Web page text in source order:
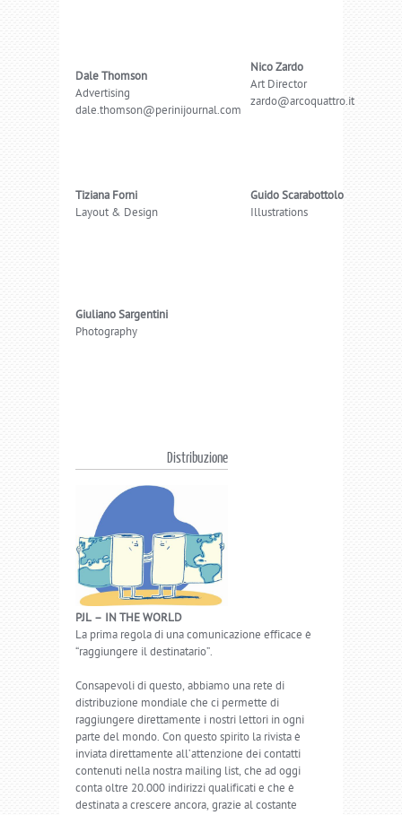
Dale Thomson
Advertising
dale.thomson@perinijournal.com
Nico Zardo
Art Director
zardo@arcoquattro.it
Tiziana Forni
Layout & Design
Guido Scarabottolo
Illustrations
Giuliano Sargentini
Photography
Distribuzione
PJL – IN THE WORLD
La prima regola di una comunicazione efficace è
“raggiungere il destinatario”.
Consapevoli di questo, abbiamo una rete di
distribuzione mondiale che ci permette di
raggiungere direttamente i nostri lettori in ogni
parte del mondo. Con questo spirito la rivista è
inviata direttamente all’attenzione dei contatti
contenuti nella nostra mailing list, che ad oggi
conta oltre 20.000 indirizzi qualificati e che è
destinata a crescere ancora, grazie al costante